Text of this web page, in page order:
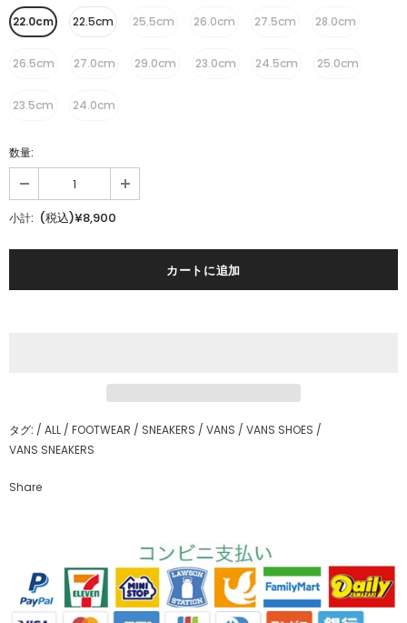
22.0cm
22.5cm 25.5cm 26.0cm 27.5cm 28.0cm
26.5cm 27.0cm 29.0cm 23.0cm 24.5cm 25.0cm
23.5cm 24.0cm
数量:
小計: (税込)¥8,900
タグ: / ALL / FOOTWEAR / SNEAKERS / VANS / VANS SHOES /
VANS SNEAKERS
Share